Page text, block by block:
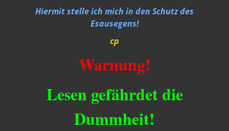
Hiermit stelle ich mich in den Schutz des
Esausegens!
cp
Warnung!
Lesen gefährdet die
Dummheit!